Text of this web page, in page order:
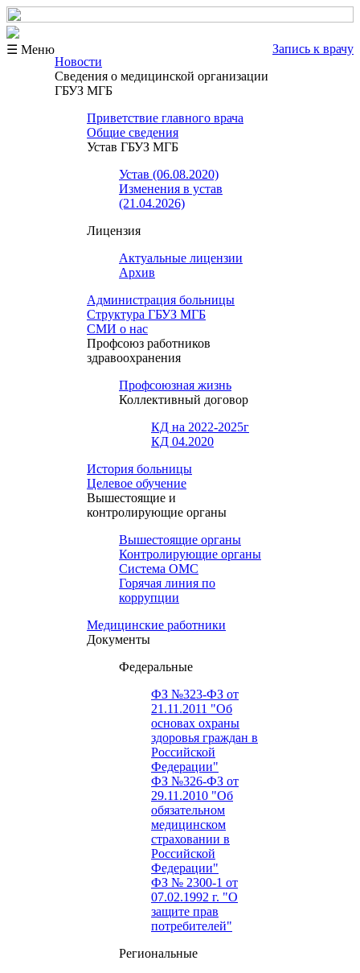
☰ Меню
Запись к врачу
Новости
Сведения о медицинской организации
ГБУЗ МГБ
Приветствие главного врача
Общие сведения
Устав ГБУЗ МГБ
Устав (06.08.2020)
Изменения в устав
(21.04.2026)
Лицензия
Актуальные лицензии
Архив
Администрация больницы
Структура ГБУЗ МГБ
СМИ о нас
Профсоюз работников
здравоохранения
Профсоюзная жизнь
Коллективный договор
КД на 2022-2025г
КД 04.2020
История больницы
Целевое обучение
Вышестоящие и
контролирующие органы
Вышестоящие органы
Контролирующие органы
Система ОМС
Горячая линия по
коррупции
Медицинские работники
Документы
Федеральные
ФЗ №323-ФЗ от
21.11.2011 "Об
основах охраны
здоровья граждан в
Российской
Федерации"
ФЗ №326-ФЗ от
29.11.2010 "Об
обязательном
медицинском
страховании в
Российской
Федерации"
ФЗ № 2300-1 от
07.02.1992 г. "О
защите прав
потребителей"
Региональные